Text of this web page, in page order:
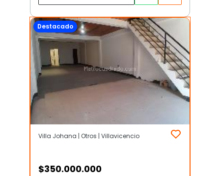
Destacado
Villa Johana | Otros | Villavicencio
$350.000.000